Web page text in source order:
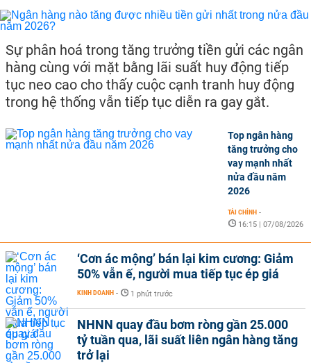
Sự phân hoá trong tăng trưởng tiền gửi các ngân
hàng cùng với mặt bằng lãi suất huy động tiếp
tục neo cao cho thấy cuộc cạnh tranh huy động
trong hệ thống vẫn tiếp tục diễn ra gay gắt.
Top ngân hàng
tăng trưởng cho
vay mạnh nhất
nửa đầu năm
2026
TÀI CHÍNH -
16:15 | 07/08/2026
‘Cơn ác mộng’ bán lại kim cương: Giảm
50% vẫn ế, người mua tiếp tục ép giá
KINH DOANH - 1 phút trước
NHNN quay đầu bơm ròng gần 25.000
tỷ tuần qua, lãi suất liên ngân hàng tăng
trở lại